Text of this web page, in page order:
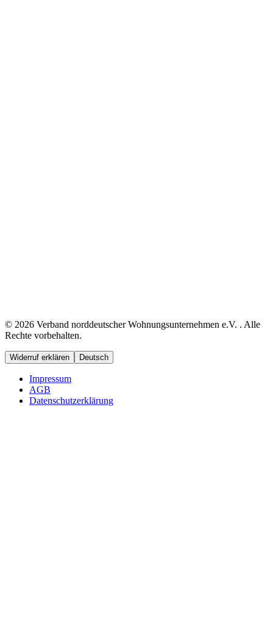
© 2026 Verband norddeutscher Wohnungsunternehmen e.V. . Alle
Rechte vorbehalten.
Widerruf erklären Deutsch
Impressum
AGB
Datenschutzerklärung